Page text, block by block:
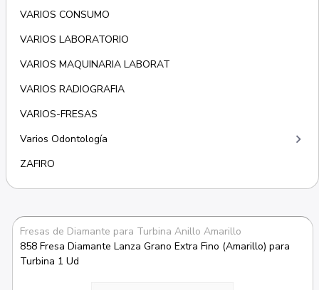
VARIOS CONSUMO
VARIOS LABORATORIO
VARIOS MAQUINARIA LABORAT
VARIOS RADIOGRAFIA
VARIOS-FRESAS
Varios Odontología
keyboard_arrow_right
ZAFIRO
Fresas de Diamante para Turbina Anillo Amarillo
858 Fresa Diamante Lanza Grano Extra Fino (Amarillo) para
Turbina 1 Ud